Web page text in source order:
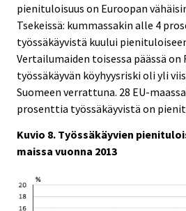
pienituloisuus on Euroopan
Tsekeissä: kummassakin alle 4
työssäkäyvistä kuului
Vertailumaiden toisessa päässä on
työssäkäyvän köyhyysriski oli yli
Suomeen verrattuna. 28 EU-
prosenttia työssäkäyvistä on
Kuvio 8. Työssäkäyvien
maissa vuonna 2013